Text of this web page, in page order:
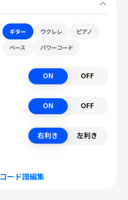
ギター ウクレレ ピアノ
ベース パワーコード
ON OFF
ON OFF
右利き 左利き
コード譜編集